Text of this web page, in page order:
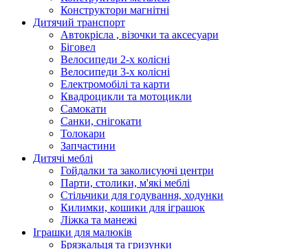
Конструктори магнітні
Дитячий транспорт
Автокрісла , візочки та аксесуари
Біговел
Велосипеди 2-х колісні
Велосипеди 3-х колісні
Електромобілі та карти
Квадроцикли та мотоцикли
Самокати
Санки, снігокати
Толокари
Запчастини
Дитячі меблі
Гойдалки та заколисуючі центри
Парти, столики, м'які меблі
Стільчики для годування, ходунки
Килимки, кошики для іграшок
Ліжка та манежі
Іграшки для малюків
Брязкальця та гризунки